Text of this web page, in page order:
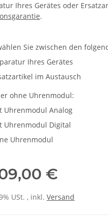
Ihres Gerätes oder
.
Sie zwischen den
Ihres Gerätes
im Austausch
ohne Uhrenmodul:
Uhrenmodul Analog
Uhrenmodul Digital
Uhrenmodul
€
USt. , inkl. Versand